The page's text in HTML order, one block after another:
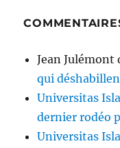
Jean Julémont
qui
Universitas
dernier rodéo
Universitas